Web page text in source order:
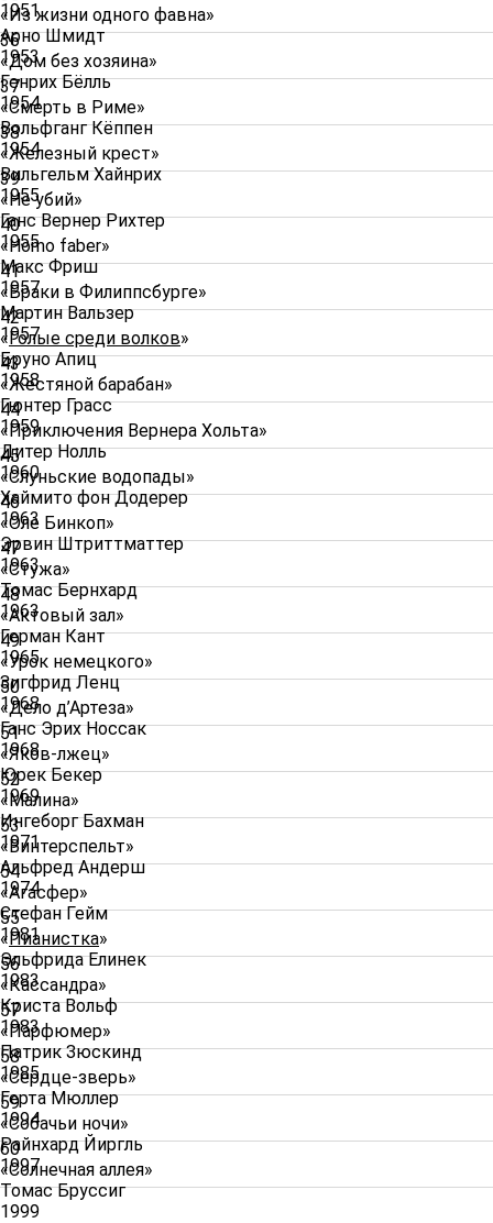
1951
«Из жизни одного фавна»
Арно Шмидт
1953
36
«Дом без хозяина»
Генрих Бёлль
1954
37
«Смерть в Риме»
Вольфганг Кёппен
1954
38
«Железный крест»
Вильгельм Хайнрих
1955
39
«Не убий»
Ганс Вернер Рихтер
1955
40
«Homo faber»
Макс Фриш
1957
41
«Браки в Филиппсбурге»
Мартин Вальзер
1957
42
«Голые среди волков»
Бруно Апиц
1958
43
«Жестяной барабан»
Гюнтер Грасс
1959
44
«Приключения Вернера Хольта»
Дитер Нолль
1960
45
«Слуньские водопады»
Хаймито фон Додерер
1963
46
«Оле Бинкоп»
Эрвин Штриттматтер
1963
47
«Стужа»
Томас Бернхард
1963
48
«Актовый зал»
Герман Кант
1965
49
«Урок немецкого»
Зигфрид Ленц
1968
50
«Дело д’Артеза»
Ганс Эрих Носсак
1968
51
«Яков-лжец»
Юрек Бекер
1969
52
«Малина»
Ингеборг Бахман
1971
53
«Винтерспельт»
Альфред Андерш
1974
54
«Агасфер»
Стефан Гейм
1981
55
«Пианистка»
Эльфрида Елинек
1983
56
«Кассандра»
Криста Вольф
1983
57
«Парфюмер»
Патрик Зюскинд
1985
58
«Сердце-зверь»
Герта Мюллер
1994
59
«Собачьи ночи»
Райнхард Йиргль
1997
60
«Солнечная аллея»
Томас Бруссиг
1999